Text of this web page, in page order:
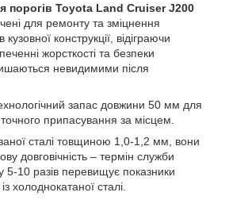
порогів Toyota Land Cruiser J200
для ремонту та зміцнення
конструкції, відіграючи
жорсткості та безпеки
невидимими після
запас довжини 50 мм для
припасування за місцем.
сталі товщиною 1,0-1,2 мм, вони
довговічність – термін служби
5-10 разів перевищує показники
холоднокатаної сталі.